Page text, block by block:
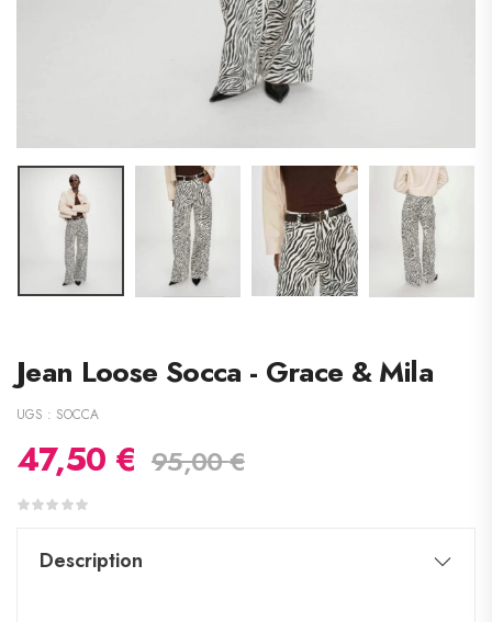
Jean Loose Socca - Grace & Mila
UGS : SOCCA
47,50 € 95,00€
Description